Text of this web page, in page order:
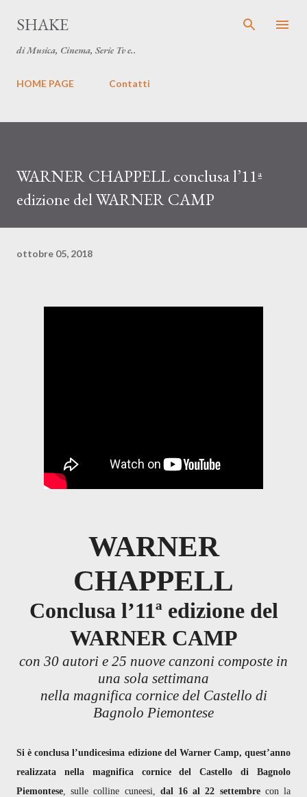
SHAKE
di Musica, Cinema, Serie Tv e..
HOME PAGE Contatti
WARNER CHAPPELL conclusa l’11ª
edizione del WARNER CAMP
ottobre 05, 2018
WARNER
CHAPPELL
Conclusa l’11ª edizione del
WARNER CAMP
con 30 autori e 25 nuove canzoni composte in
una sola settimana
nella magnifica cornice del Castello di
Bagnolo Piemontese
Si è conclusa l’undicesima edizione del Warner Camp, quest’anno
realizzata nella magnifica cornice del Castello di Bagnolo
Piemontese, sulle colline cuneesi, dal 16 al 22 settembrecon la